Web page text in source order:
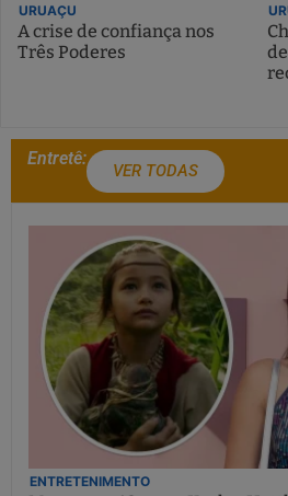
URUAÇU
A crise de confiança nos
Três Poderes
Entretê:
VER TODAS
ENTRETENIMENTO